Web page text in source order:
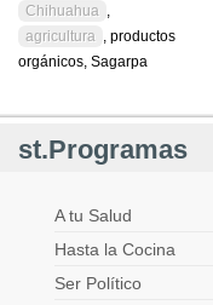
Chihuahua ,
agricultura , productos
orgánicos, Sagarpa
st.Programas
A tu Salud
Hasta la Cocina
Ser Político